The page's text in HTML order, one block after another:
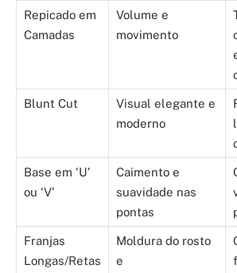
Repicado em
Camadas
Volume e
movimento
Blunt Cut
Visual elegante e
moderno
Base em ‘U’
ou ‘V’
Caimento e
suavidade nas
pontas
Franjas
Longas/Retas
Moldura do rosto
e